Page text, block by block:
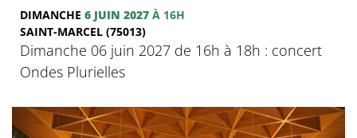
DIMANCHE 6 JUIN 2027 À 16H
SAINT-MARCEL (75013)
Dimanche 06 juin 2027 de 16h à 18h : concert
Ondes Plurielles